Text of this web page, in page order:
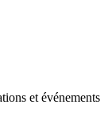
et événements